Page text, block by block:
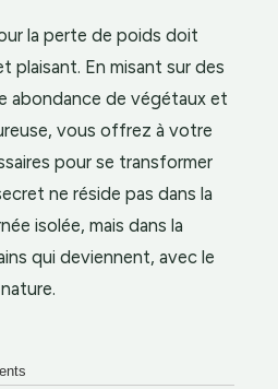
la perte de poids doit
plaisant. En misant sur des
abondance de végétaux et
vous offrez à votre
pour se transformer
ne réside pas dans la
isolée, mais dans la
qui deviennent, avec le